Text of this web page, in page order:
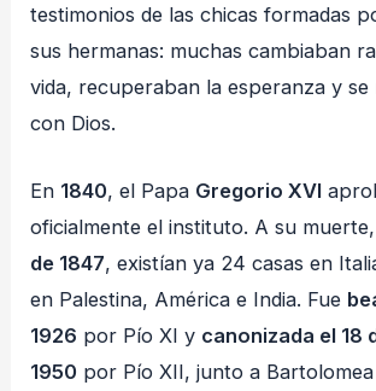
testimonios de las chicas formadas
sus hermanas: muchas cambiaban
vida, recuperaban la esperanza y
con Dios.
En 1840, el Papa Gregorio XVI
oficialmente el instituto. A su
de 1847, existían ya 24 casas en
en Palestina, América e India. Fue
1926 por Pío XI y canonizada el 18
1950 por Pío XII, junto a